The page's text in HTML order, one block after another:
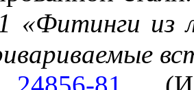
«Фитинги из